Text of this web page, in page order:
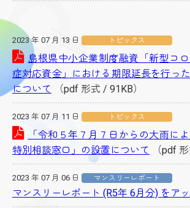
2023 年 07 月 13 日 トピックス
島根県中小企業制度融資「新型コ
症対応資金」における期限延長を行っ
について （pdf 形式 / 91KB）
2023 年 07 月 11 日 トピックス
「令和５年７月７日からの大雨に
特別相談窓口」の設置について （pdf
2023 年 07 月 06 日 マンスリーレポート
マンスリーレポート (R5年 6月分) をア